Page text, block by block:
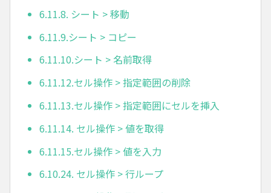
6.11.8. シート > 移動
6.11.9.シート > コピー
6.11.10.シート > 名前取得
6.11.12.セル操作 > 指定範囲の削除
6.11.13.セル操作 > 指定範囲にセルを挿入
6.11.14. セル操作 > 値を取得
6.11.15.セル操作 > 値を入力
6.10.24. セル操作 > 行ループ